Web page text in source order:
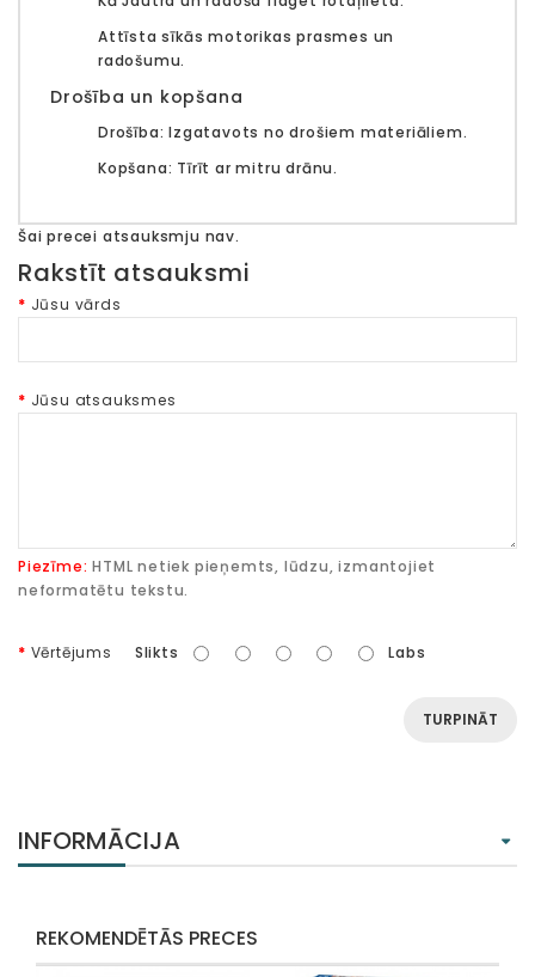
Attīstasīkās motorikas prasmes un
radošumu.
Drošība un kopšana
Drošība: Izgatavots no drošiem materiāliem.
Kopšana: Tīrīt ar mitru drānu.
Šai precei atsauksmju nav.
Rakstīt atsauksmi
Jūsu vārds
Jūsu atsauksmes
Piezīme: HTML netiek pieņemts, lūdzu, izmantojiet
neformatētu tekstu.
Vērtējums Slikts Labs
TURPINĀT
INFORMĀCIJA
REKOMENDĒTĀS PRECES